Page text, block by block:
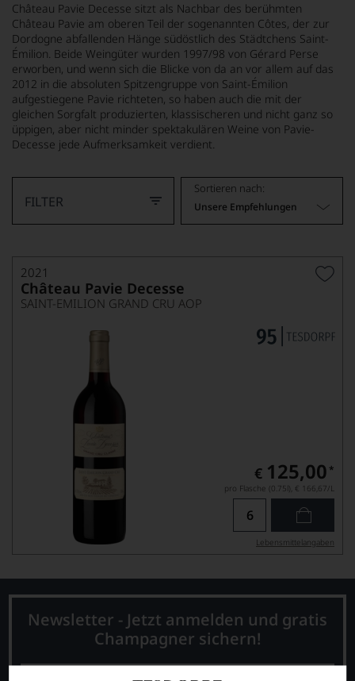
Château Pavie Decesse sitzt als Nachbar des berühmten
Château Pavie am oberen Teil der sogenannten Côtes, der zur
Dordogne abfallenden Hänge südöstlich des Städtchens Saint-
Émilion. Beide Weingüter wurden 1997/98 von Gérard Perse
erworben, und wenn sich die Blicke von da an vor allem auf das
2012 in die absoluten Spitzengruppe von Saint-Émilion
aufgestiegene Pavie richteten, so haben auch die mit der
gleichen Sorgfalt produzierten, klassischeren und nicht ganz so
üppigen, aber nicht minder spektakulären Weine von Pavie-
Decesse jede Aufmerksamkeit verdient.
FILTER
Sortieren nach:
Unsere Empfehlungen
2021
Château Pavie Decesse
SAINT-EMILION GRAND CRU AOP
€ 125,00 *
pro Flasche (0.75l), € 166,67/L
Lebensmittel­angaben
Newsletter - Jetzt anmelden und gratis
Champagner sichern!